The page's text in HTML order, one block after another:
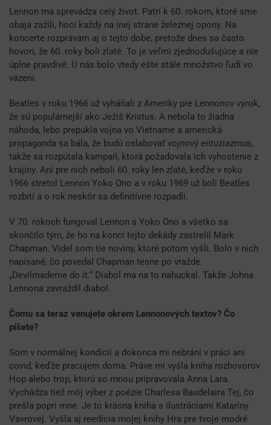
Lennon ma sprevádza celý život. Patrí k 60. rokom, ktoré sme
obaja zažili, hoci každý na inej strane železnej opony. Na
koncerte rozprávam aj o tejto dobe, pretože dnes sa často
hovorí, že 60. roky boli zlaté. To je veľmi zjednodušujúce a nie
úplne pravdivé. U nás bolo vtedy ešte stále množstvo ľudí vo
väzení.
Beatles v roku 1966 už vyháňali z Ameriky pre Lennonov výrok,
že sú populárnejší ako Ježiš Kristus. A nebola to žiadna
náhoda, lebo prepukla vojna vo Vietname a americká
propaganda sa bála, že budú oslabovať vojnový entuziazmus,
takže sa rozpútala kampaň, ktorá požadovala ich vyhostenie z
krajiny. Ani pre nich neboli 60. roky len zlaté, keďže v roku
1966 stretol Lennon Yoko Ono a v roku 1969 už boli Beatles
rozbití a o rok neskôr sa definitívne rozpadli.
V 70. rokoch fungoval Lennon s Yoko Ono a všetko sa
skončilo tým, že ho na konci tejto dekády zastrelil Mark
Chapman. Videl som tie noviny, ktoré potom vyšli. Bolo v nich
napísané, čo povedal Chapman tesne po vražde.
„Devilmademe do it.“ Diabol ma na to nahuckal. Takže Johna
Lennona zavraždil diabol.
Čomu sa teraz venujete okrem Lennonových textov? Čo
píšete?
Som v normálnej kondícii a dokonca mi nebráni v práci ani
covid, keďže pracujem doma. Práve mi vyšla kniha rozhovorov
Hop alebo trop, ktorú so mnou pripravovala Anna Lara.
Vychádza tiež môj výber z poézie Charlesa Baudelaira Tej, čo
prešla popri mne. Je to krásna kniha s ilustráciami Kataríny
Vavrovej. Vyšla aj reedícia mojej knihy Hra pre tvoje modré